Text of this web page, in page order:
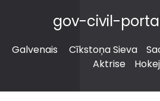
gov-civil-
Galvenais Cīkstoņa Sieva
Aktrise